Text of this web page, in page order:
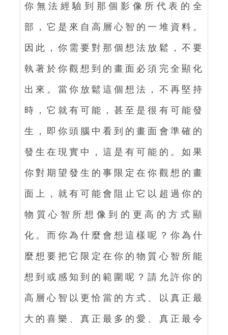
你無法經驗到那個影像所代表的全
部，它是來自高層心智的一堆資料。
因此，你需要對那個想法放鬆，不要
執著於你觀想到的畫面必須完全顯化
出來。當你放鬆這個想法，不再堅持
時，它就有可能，甚至是很有可能發
生，即你頭腦中看到的畫面會準確的
發生在現實中，這是有可能的。如果
你對期望發生的事限定在你觀想的畫
面上，就有可能會阻止它以超過你的
物質心智所想像到的更高的方式顯
化。而你為什麼會想這樣呢？你為什
麼想要把它限定在你的物質心智所能
想到或感知到的範圍呢？請允許你的
高層心智以更恰當的方式、以真正最
大的喜樂、真正最多的愛、真正最令